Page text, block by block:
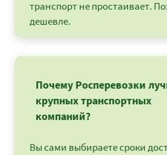
транспорт не простаивает.
дешевле.
Почему Росперевозки
крупных транспортных
компаний?
Вы сами выбираете сроки